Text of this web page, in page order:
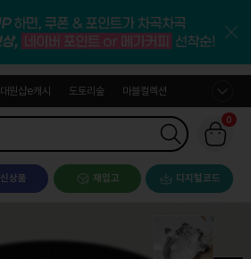
대원샵e캐시 도토리숲 마블컬렉션
0
신상품 재입고 디지털코드